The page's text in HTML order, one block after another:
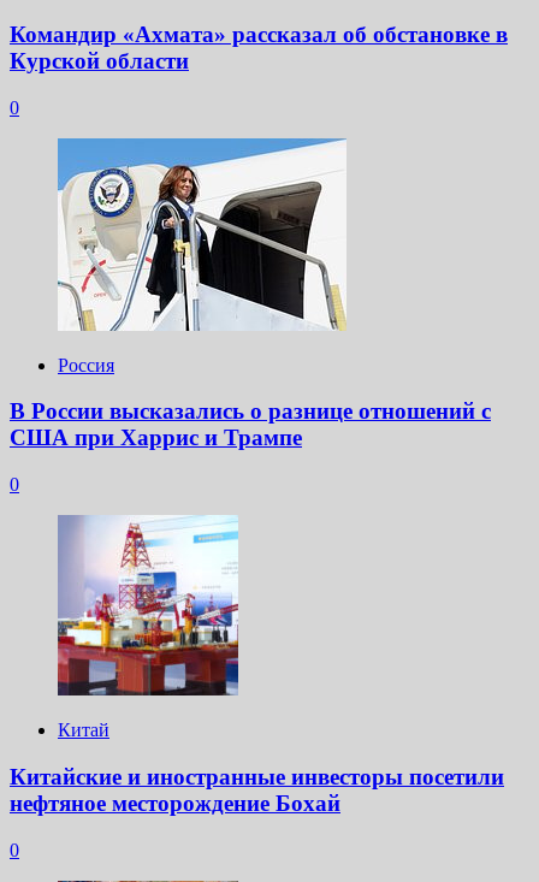
Командир «Ахмата» рассказал об обстановке в
Курской области
0
Россия
В России высказались о разнице отношений с
США при Харрис и Трампе
0
Китай
Китайские и иностранные инвесторы посетили
нефтяное месторождение Бохай
0